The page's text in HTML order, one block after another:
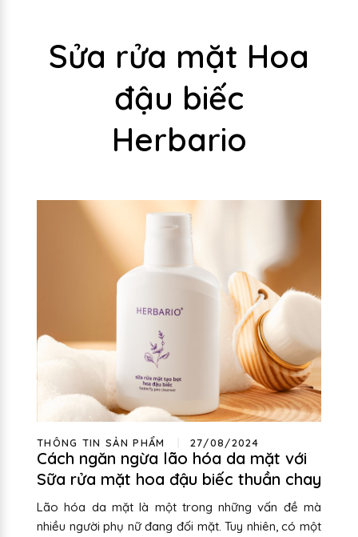
Sửa rửa mặt Hoa
đậu biếc
Herbario
THÔNG TIN SẢN PHẨM 27/08/2024
Cách ngăn ngừa lão hóa da mặt với
Sữa rửa mặt hoa đậu biếc thuần chay
Lão hóa da mặt là một trong những vấn đề mà
nhiều người phụ nữ đang đối mặt. Tuy nhiên, có một